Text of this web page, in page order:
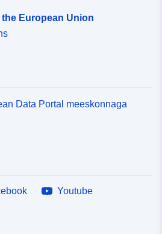
European Union
Data Portal meeskonnaga
Youtube